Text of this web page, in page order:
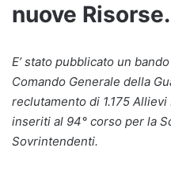
nuove Risorse.
E’ stato pubblicato un
Comando Generale della
reclutamento di 1.175
inseriti al 94° corso per la
Sovrintendenti.